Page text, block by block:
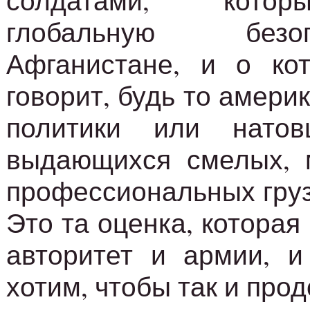
глобальную
Афганистане, и о
говорит, будь то
политики или
выдающихся смелых,
профессиональных
Это та оценка,
авторитет и армии,
хотим, чтобы так и